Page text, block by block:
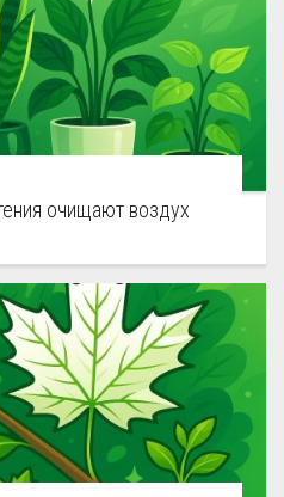
очищают воздух